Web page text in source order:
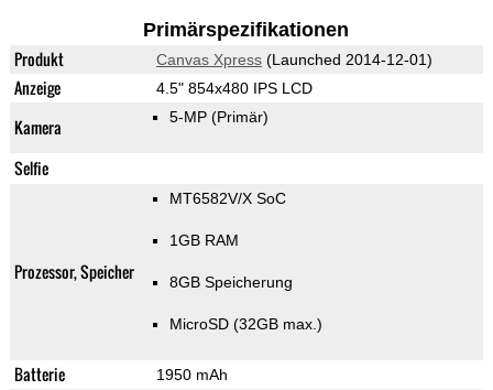
Primärspezifikationen
Produkt Canvas Xpress(Launched 2014-12-01)
Anzeige 4.5" 854x480 IPS LCD
Kamera 5-MP (Primär)
Selfie
Prozessor, Speicher
MT6582V/X SoC
1GB RAM
8GB Speicherung
MicroSD (32GB max.)
Batterie 1950 mAh